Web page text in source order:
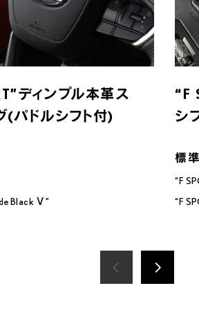
ディンプル本革ス
(パドルシフト付)
Black Ⅴ”
“F
シ
“F
“F